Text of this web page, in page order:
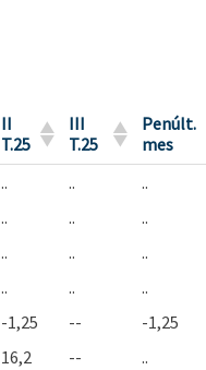
II
T.25
III
T.25
Penúlt.
mes
.. .. ..
.. .. ..
.. .. ..
.. .. ..
-1,25 -- -1,25
16,2 -- ..